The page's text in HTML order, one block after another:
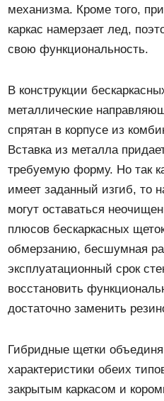
механизма. Кроме того,
каркас намерзает лед,
свою функциональность.
В конструкции
металлические
спрятан в корпусе из
Вставка из металла
требуемую форму. Но так
имеет заданный изгиб, то
могут оставаться
плюсов бескаркасных
обмерзанию, бесшумная
эксплуатационный срок
восстановить
достаточно заменить
Гибридные щетки
характеристики обеих
закрытым каркасом и